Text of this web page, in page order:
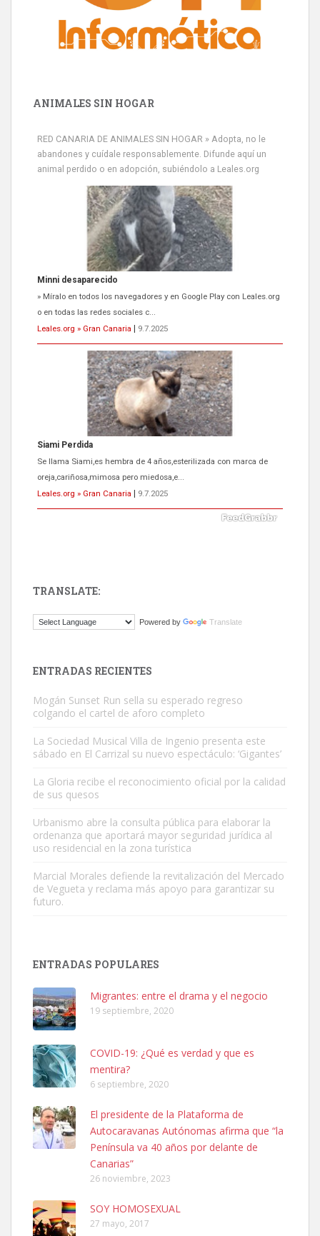
ANIMALES SIN HOGAR
RED CANARIA DE ANIMALES SIN HOGAR » Adopta, no le
abandones y cuídale responsablemente. Difunde aquí un
animal perdido o en adopción, subiéndolo a Leales.org
Siami Perdida
Se llama Siami,es hembra de 4 años,esterilizada con marca de
oreja,cariñosa,mimosa pero miedosa,e...
Leales.org » Gran Canaria
9.7.2025
ADOPCIÓN URGENTE GATA TEROR GRAN CANARIA
El ayuntamiento se va a llevar a Los Gatos callejeros de la zona los
próximos días, ella incluida...
Leales.org » Gran Canaria
9.7.2025
Este gato macho ha aparecido en la calle hace menos de un mes,
Busco adopción responsable para mi perra. Pastor alemán,
Leales.org » Gran Canaria | 6.7.2025
Leales.org » Gran Canaria
Ninfa perdida
El día 5 se los perdió una ninfa papillera, asustada tiene miedo a la
calle, se perdió por la zon...
Leales.org » Gran Canaria
6.7.2025
TRANSLATE:
Powered by Translate
ENTRADAS RECIENTES
Mogán Sunset Run sella su esperado regreso
colgando el cartel de aforo completo
La Sociedad Musical Villa de Ingenio presenta este
sábado en El Carrizal su nuevo espectáculo: ‘Gigantes’
La Gloria recibe el reconocimiento oficial por la calidad
de sus quesos
Urbanismo abre la consulta pública para elaborar la
ordenanza que aportará mayor seguridad jurídica al
uso residencial en la zona turística
Marcial Morales defiende la revitalización del Mercado
de Vegueta y reclama más apoyo para garantizar su
futuro.
ENTRADAS POPULARES
Migrantes: entre el drama y el negocio
19 septiembre, 2020
COVID-19: ¿Qué es verdad y que es
mentira?
6 septiembre, 2020
El presidente de la Plataforma de
Autocaravanas Autónomas afirma que “la
Península va 40 años por delante de
Canarias”
26 noviembre, 2023
SOY HOMOSEXUAL
27 mayo, 2017